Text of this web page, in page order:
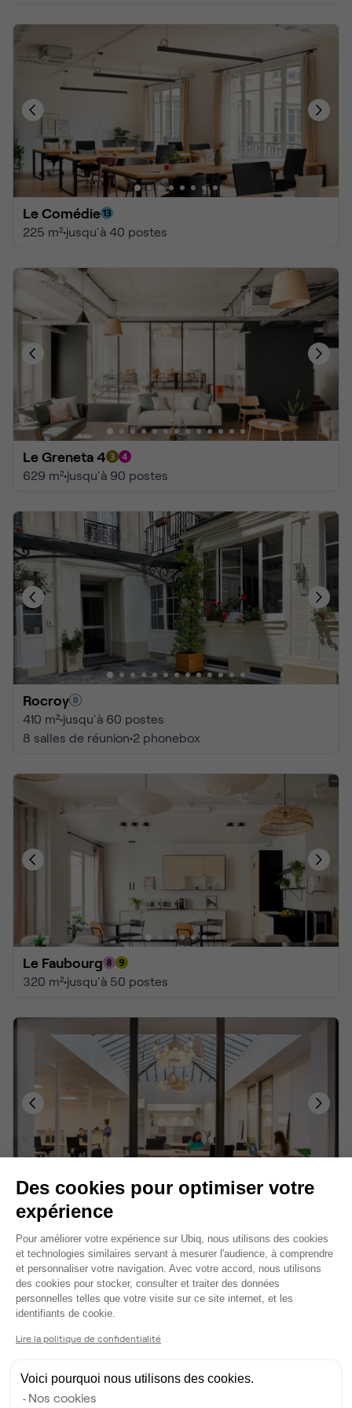
Le Comédie
225 m²•jusqu'à 40 postes
Le Greneta 4
629 m²•jusqu'à 90 postes
Rocroy
410 m²•jusqu'à 60 postes
8 salles de réunion•2 phonebox
Le Faubourg
320 m²•jusqu'à 50 postes
Les Petites Écuries
370 m²
Des cookies pour optimiser votre
expérience
Plateforme de Gestion du
Pour améliorer votre expérience sur Ubiq, nous utilisons des cookies
et technologies similaires servant à mesurer l'audience, à comprendre
et personnaliser votre navigation. Avec votre accord, nous utilisons
des cookies pour stocker, consulter et traiter des données
personnelles telles que votre visite sur ce site internet, et les
identifiants de cookie.
Lire la politique de confidentialité
Voici pourquoi nous utilisons des cookies.
Nos cookies